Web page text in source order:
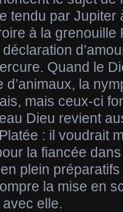
tendu par Jupiter
à la grenouille
déclaration
Quand le
d’animaux, la
mais ceux-ci
Dieu revient
: il voudrait
la fiancée
plein
la mise en
elle.